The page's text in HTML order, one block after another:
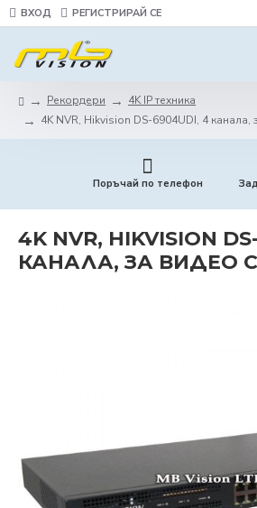
ВХОД РЕГИСТРИРАЙ СЕ
Рекордери
4K IP техника
4K NVR, Hikvision DS-6904UDI, 4 канала,
Поръчай по телефон
4K NVR, HIKVISION
КАНАЛА, ЗА ВИДЕО